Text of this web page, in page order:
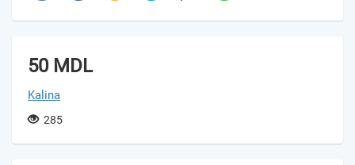
50 MDL
Kalina
285